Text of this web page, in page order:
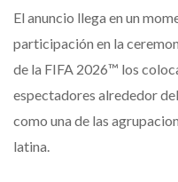
El anuncio llega en un
participación en la
de la FIFA 2026™ los
espectadores alrededor
como una de las
latina.